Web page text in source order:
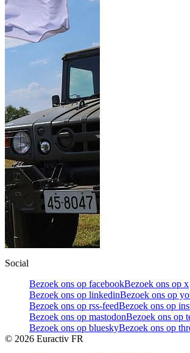
Social
Bezoek ons op facebookBezoek ons op x
Bezoek ons op linkedinBezoek ons op
Bezoek ons op rss-feedBezoek ons op
Bezoek ons op mastodonBezoek ons op
Bezoek ons op blueskyBezoek ons op
© 2026 Euractiv FR